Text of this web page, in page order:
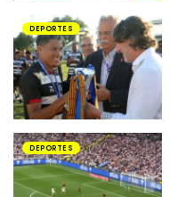
DEPORTES
DEPORTES